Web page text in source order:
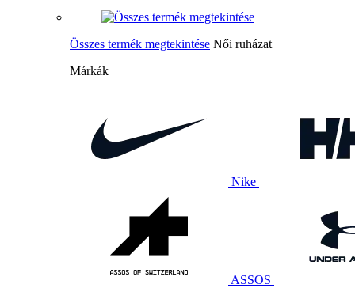
Összes termék megtekintése Női ruházat
Márkák
Nike
ASSOS